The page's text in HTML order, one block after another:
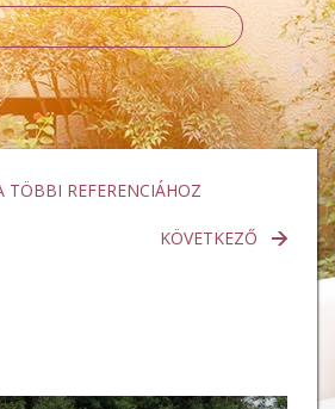
TÖBBI REFERENCIÁHOZ
KÖVETKEZŐ